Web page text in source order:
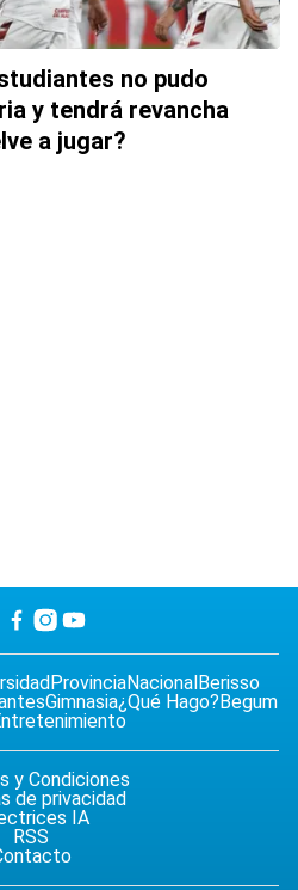
no pudo
y tendrá revancha
a jugar?
ProvinciaNacionalBerisso
Gimnasia¿Qué Hago?Begum
y Condiciones
de privacidad
IA
RSS